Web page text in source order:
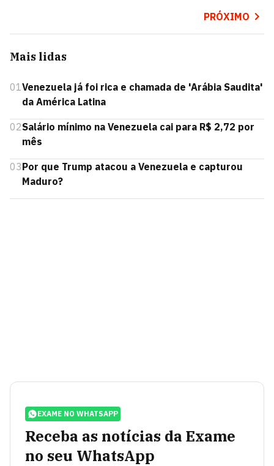
PRÓXIMO
Mais lidas
01Venezuela já foi rica e chamada de 'Arábia Saudita'
da América Latina
02Salário mínimo na Venezuela cai para R$ 2,72 por
mês
03Por que Trump atacou a Venezuela e capturou
Maduro?
EXAME NO WHATSAPP
Receba as notícias da Exame
no seu WhatsApp